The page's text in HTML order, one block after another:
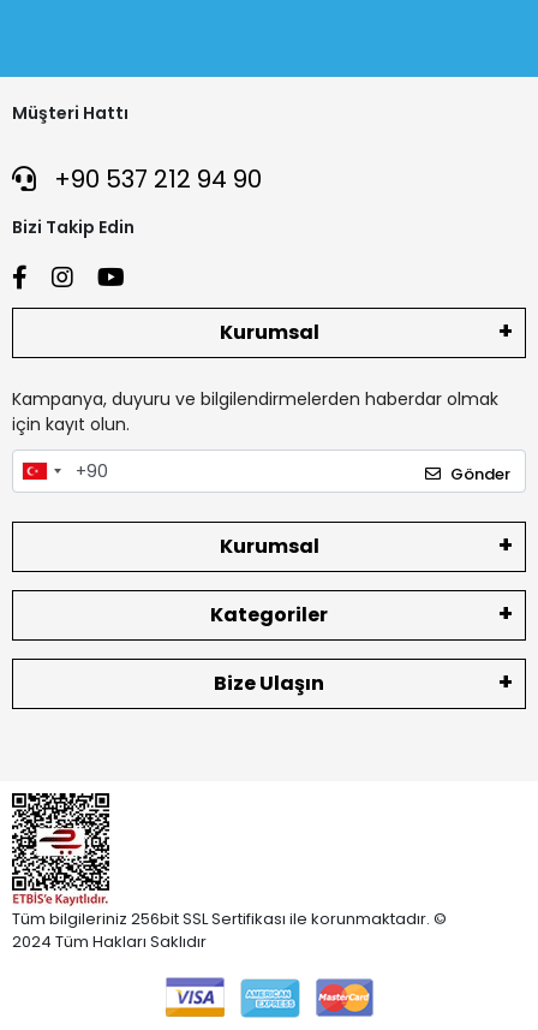
Müşteri Hattı
+90 537 212 94 90
Bizi Takip Edin
Kurumsal
Kampanya, duyuru ve bilgilendirmelerden haberdar olmak
için kayıt olun.
Gönder
Kurumsal
Kategoriler
Bize Ulaşın
Tüm bilgileriniz 256bit SSL Sertifikası ile korunmaktadır. ©
2024 Tüm Hakları Saklıdır